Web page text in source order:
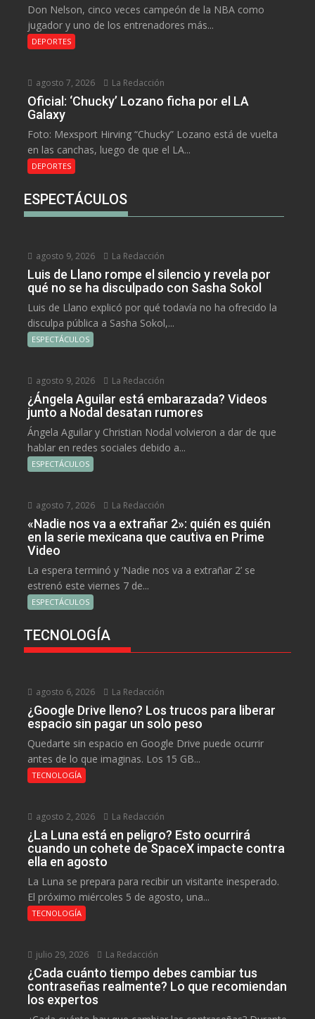
Don Nelson, cinco veces campeón de la NBA como
jugador y uno de los entrenadores más...
DEPORTES
agosto 7, 2026 La Redacción
Oficial: ‘Chucky’ Lozano ficha por el LA
Galaxy
Foto: Mexsport Hirving “Chucky” Lozano está de vuelta
en las canchas, luego de que el LA...
DEPORTES
ESPECTÁCULOS
agosto 9, 2026 La Redacción
Luis de Llano rompe el silencio y revela por
qué no se ha disculpado con Sasha Sokol
Luis de Llano explicó por qué todavía no ha ofrecido la
disculpa pública a Sasha Sokol,...
ESPECTÁCULOS
agosto 9, 2026 La Redacción
¿Ángela Aguilar está embarazada? Videos
junto a Nodal desatan rumores
Ángela Aguilar y Christian Nodal volvieron a dar de que
hablar en redes sociales debido a...
ESPECTÁCULOS
agosto 7, 2026 La Redacción
«Nadie nos va a extrañar 2»: quién es quién
en la serie mexicana que cautiva en Prime
Video
La espera terminó y ‘Nadie nos va a extrañar 2’ se
estrenó este viernes 7 de...
ESPECTÁCULOS
TECNOLOGÍA
agosto 6, 2026 La Redacción
¿Google Drive lleno? Los trucos para liberar
espacio sin pagar un solo peso
Quedarte sin espacio en Google Drive puede ocurrir
antes de lo que imaginas. Los 15 GB...
TECNOLOGÍA
agosto 2, 2026 La Redacción
¿La Luna está en peligro? Esto ocurrirá
cuando un cohete de SpaceX impacte contra
ella en agosto
La Luna se prepara para recibir un visitante inesperado.
El próximo miércoles 5 de agosto, una...
TECNOLOGÍA
julio 29, 2026 La Redacción
¿Cada cuánto tiempo debes cambiar tus
contraseñas realmente? Lo que recomiendan
los expertos